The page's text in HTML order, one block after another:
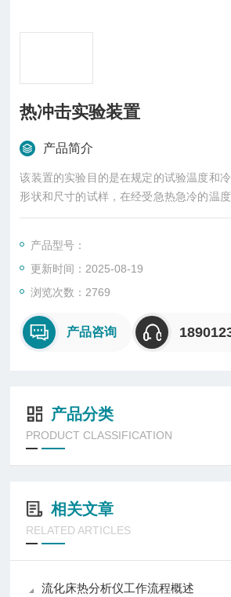
热冲击实验装置
产品简介
该装置的实验目的是在规定的试验温度和
形状和尺寸的试样，在经受急热急冷的温度
程度来确定材料的抗热冲击性能。
产品型号：
更新时间：2025-08-19
浏览次数：2769
产品咨询
产品分类
PRODUCT CLASSIFICATION
相关文章
RELATED ARTICLES
流化床热分析仪工作流程概述